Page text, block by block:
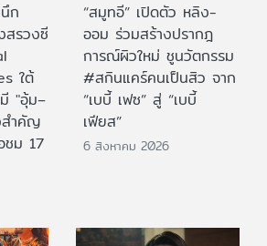
ก
สรวงซี
ใต้
มี "อุ้ม–
สำคัญ
ชม 17
“สมูทอี” เปิดตัว หลิง-
ออม ร่วมสร้างปรากฎ
การณ์ผิวใหม่ ชูนวัตกรรม
#สกินแคร์คนเป็นสิว จาก
“เบบี้ เฟซ” สู่ “เบบี้
เฟียส”
6 สิงหาคม 2026